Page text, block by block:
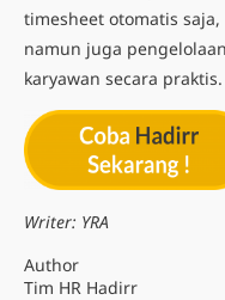
timesheet otomatis saja,
namun juga pengelolaan
karyawan secara praktis.
Writer: YRA
Author
Tim HR Hadirr